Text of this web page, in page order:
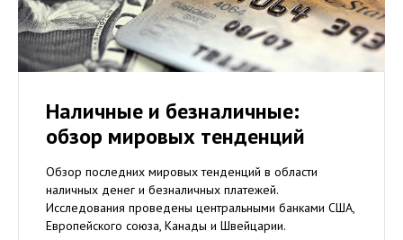
Наличные и безналичные:
обзор мировых тенденций
Обзор последних мировых тенденций в области
наличных денег и безналичных платежей.
Исследования проведены центральными банками США,
Европейского союза, Канады и Швейцарии.